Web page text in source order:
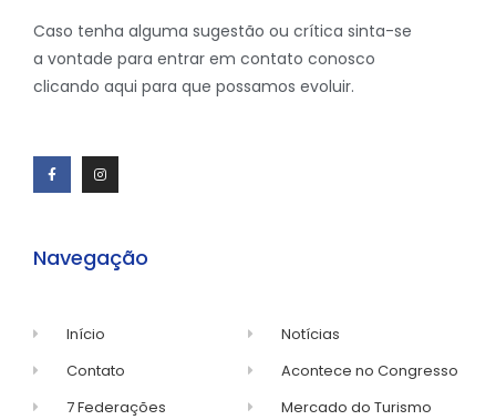
Caso tenha alguma sugestão ou crítica sinta-se
a vontade para entrar em contato conosco
clicando aqui para que possamos evoluir.
Navegação
Início
Contato
7 Federações
Notícias
Acontece no Congresso
Mercado do Turismo